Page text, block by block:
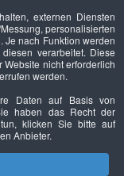
externen Diensten
personalisierten
nach Funktion werden
verarbeitet. Diese
nicht erforderlich
werden.
Daten auf Basis von
haben das Recht der
klicken Sie bitte auf
Anbieter.